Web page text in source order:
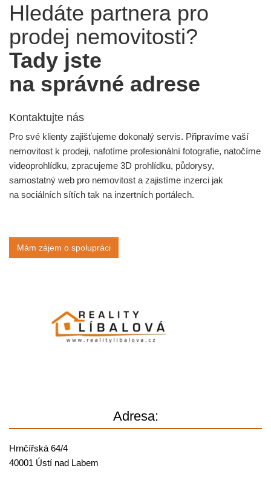
Hledáte partnera pro
prodej nemovitosti?
Tady jste
na správné adrese
Kontaktujte nás
Pro své klienty zajišťujeme dokonalý servis. Připravíme vaší
nemovitost k prodeji, nafotíme profesionální fotografie, natočíme
videoprohlídku, zpracujeme 3D prohlídku, půdorysy,
samostatný web pro nemovitost a zajistíme inzerci jak
na sociálních sítích tak na inzertních portálech.
Mám zájem o spolupráci
Adresa:
Hrnčířská 64/4
40001 Ústí nad Labem